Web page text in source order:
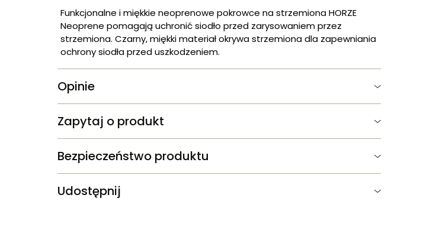
Funkcjonalne i miękkie neoprenowe pokrowce na strzemiona HORZE
Neoprene pomagają uchronić siodło przed zarysowaniem przez
strzemiona. Czarny, miękki materiał okrywa strzemiona dla zapewniania
ochrony siodła przed uszkodzeniem.
Opinie
Zapytaj o produkt
Bezpieczeństwo produktu
Udostępnij